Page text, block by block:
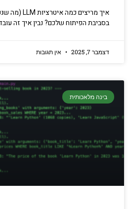
בסביבת הפיתוח שלכם? נבין איך זה
דצמבר 7, 2025 אין תגובות
בינה מלאכותית